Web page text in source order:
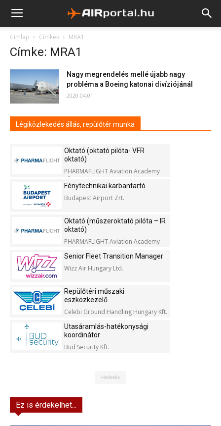
Címlap Címkék MRA1
Címke: MRA1
Nagy megrendelés mellé újabb nagy
probléma a Boeing katonai divíziójánál
2020.04.01.
Légiközlekedés állás, repülőtér munka
Oktató (oktató pilóta- VFR
oktató)
PHARMAFLIGHT Aviation Academy
Kft.
Fénytechnikai karbantartó
Budapest Airport Zrt.
Oktató (műszeroktató pilóta – IR
oktató)
PHARMAFLIGHT Aviation Academy
Kft.
Senior Fleet Transition Manager
Wizz Air Hungary Ltd.
Repülőtéri műszaki
eszközkezelő
Celebi Ground Handling Hungary Kft.
Utasáramlás-hatékonysági
koordinátor
Bud Security Kft.
Hirdetés
Ez is érdekelhet...